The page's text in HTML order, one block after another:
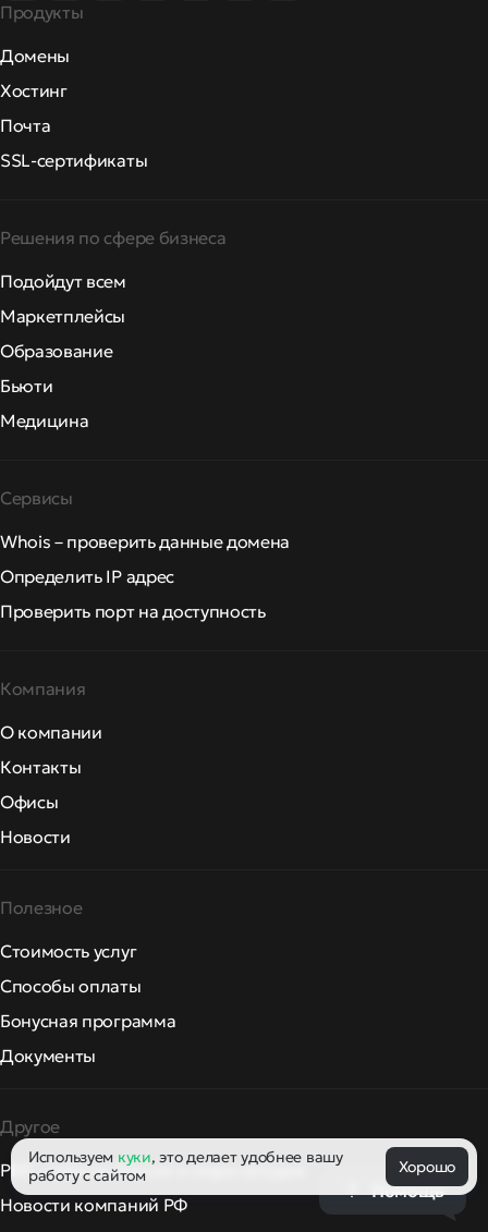
Продукты
Домены
Хостинг
Почта
SSL-сертификаты
Решения по сфере бизнеса
Подойдут всем
Маркетплейсы
Образование
Бьюти
Медицина
Сервисы
Whois – проверить данные домена
Определить IP адрес
Проверить порт на доступность
Компания
О компании
Контакты
Офисы
Новости
Полезное
Стоимость услуг
Способы оплаты
Бонусная программа
Документы
Другое
РБК: новости России и мира сегодня
Новости компаний РФ
Используем куки, это делает удобнее вашу
работу с сайтом
Хорошо
Помощь